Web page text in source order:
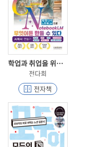
학업과 취업을 위한 제미나이 노트북LM으로 무엇이든 만들 수 있다
전다희
전자책